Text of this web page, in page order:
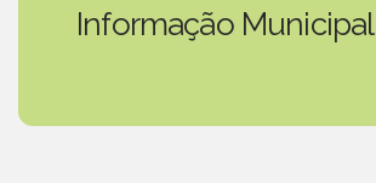
Informação Municipal